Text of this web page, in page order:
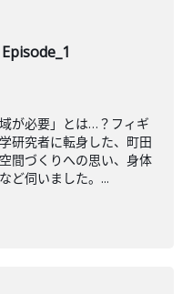
が必要」とは…？フィギ
研究者に転身した、町田
間づくりへの思い、身体
ど伺いました。...